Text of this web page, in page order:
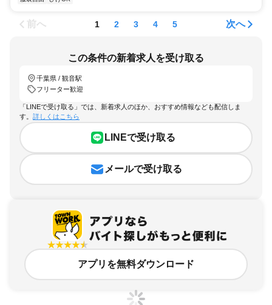
前へ 1 2 3 4 5 次へ
この条件の新着求人を受け取る
千葉県 / 観音駅
フリーター歓迎
「LINEで受け取る」では、新着求人のほか、おすすめ情報なども配信しま
す。 詳しくはこちら
LINEで受け取る
メールで受け取る
アプリを無料ダウンロード